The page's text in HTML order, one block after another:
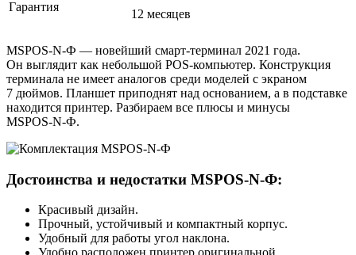
Гарантия
12 месяцев
MSPOS-N-Ф — новейший смарт‑терминал 2021 года.
Он выглядит как небольшой POS‑компьютер. Конструкция
терминала не имеет аналогов среди моделей с экраном
7 дюймов. Планшет приподнят над основанием, а в подставке
находится принтер. Разбираем все плюсы и минусы
MSPOS‑N‑Ф.
Достоинства и недостатки MSPOS‑N‑Ф:
Красивый дизайн.
Прочный, устойчивый и компактный корпус.
Удобный для работы угол наклона.